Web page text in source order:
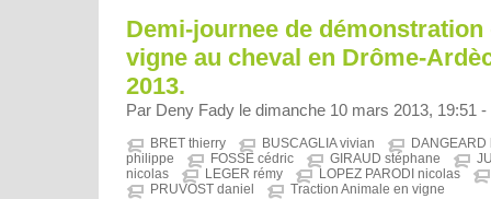
Demi-journee de démonstration
vigne au cheval en Drôme-
2013.
Par Deny Fady le dimanche 10 mars 2013, 19:51 -
BRET thierry BUSCAGLIA vivian
philippe
FOSSE cédric GIRAUD stéphane
nicolas
LEGER rémy
LOPEZ PARODI nicolas
PRUVOST daniel
Traction Animale en vigne